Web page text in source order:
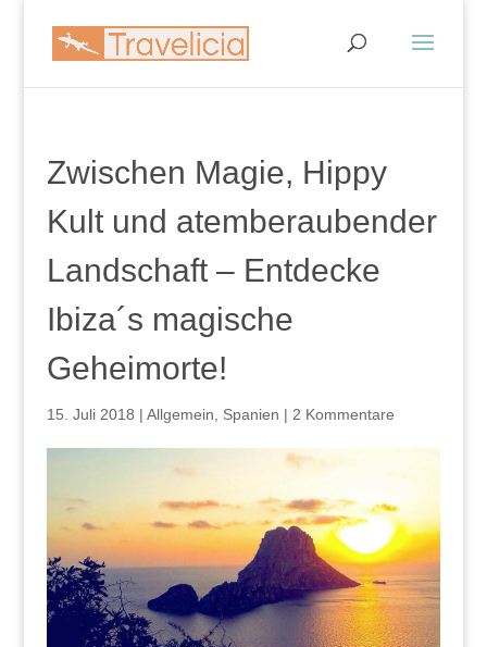
Zwischen Magie, Hippy
Kult und atemberaubender
Landschaft – Entdecke
Ibiza´s magische
Geheimorte!
15. Juli 2018 | Allgemein Spanien | 2 Kommentare